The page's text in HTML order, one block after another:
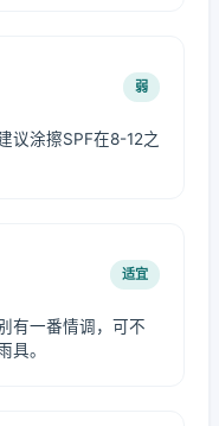
弱
议涂擦SPF在8-12之
适宜
有一番情调，可不
具。